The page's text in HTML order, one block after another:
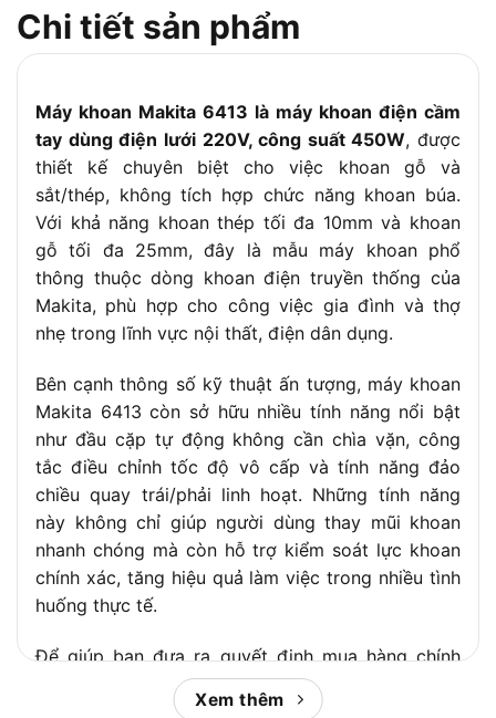
đầu cặp
1.5 đến 10mm (tự động)
Kích thước (D
Trọng lượng
1.3kg
Chiều dài dây
điện
2.0m
Chức năng đặc
biệt
Cách điện kép, đảo chiều, tốc độ vô cấp,
đầu cặp tự động
Chi tiết sản phẩm
Máy khoan Makita 6413 là máy khoan điện cầm
tay dùng điện lưới 220V, công suất 450W, được
thiết kế chuyên biệt cho việc khoan gỗ và
sắt/thép, không tích hợp chức năng khoan búa.
Với khả năng khoan thép tối đa 10mm và khoan
gỗ tối đa 25mm, đây là mẫu máy khoan phổ
thông thuộc dòng khoan điện truyền thống của
Makita, phù hợp cho công việc gia đình và thợ
nhẹ trong lĩnh vực nội thất, điện dân dụng.
Bên cạnh thông số kỹ thuật ấn tượng, máy khoan
Makita 6413 còn sở hữu nhiều tính năng nổi bật
như đầu cặp tự động không cần chìa vặn, công
tắc điều chỉnh tốc độ vô cấp và tính năng đảo
chiều quay trái/phải linh hoạt. Những tính năng
này không chỉ giúp người dùng thay mũi khoan
nhanh chóng mà còn hỗ trợ kiểm soát lực khoan
chính xác, tăng hiệu quả làm việc trong nhiều tình
huống thực tế.
Để giúp bạn đưa ra quyết định mua hàng chính
Chợ Tiêu Dùngcũng phân tích so sánh
Makita 6413 với mẫu Makita 6307 cùng dòng,
Xem thêm